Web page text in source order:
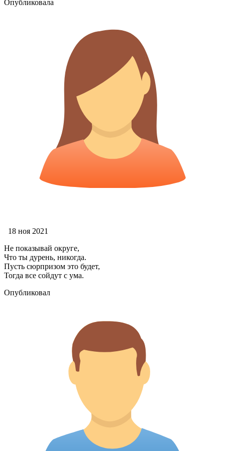
Опубликовала
18 ноя 2021
Не показывай округе,
Что ты дурень, никогда.
Пусть сюрпризом это будет,
Тогда все сойдут с ума.
Опубликовал